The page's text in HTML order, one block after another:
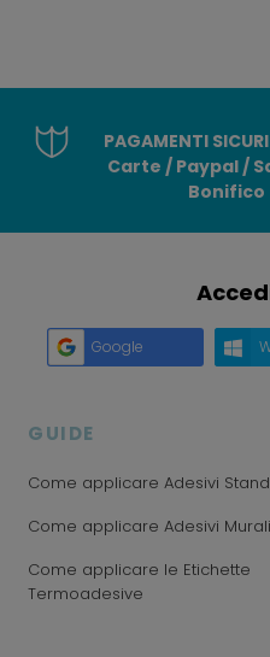
PAGAMENTI
Carte / Paypal /
Bonifico
Google
GUIDE
Come applicare Adesivi
Come applicare Adesivi Murali
Come applicare le Etichette
Termoadesive